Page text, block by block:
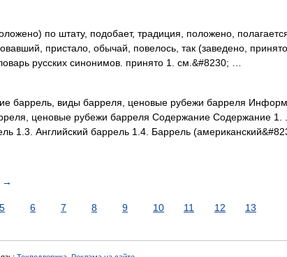
по штату, подобает, традиция, положено,
пристало, обычай, повелось, так (заведено,
русских синонимов. принято 1. см.&#8230; …
баррель, виды барреля, ценовые рубежи барреля
ценовые рубежи барреля Содержание Содержание 1.
1.3. Английский баррель 1.4. Баррель
→
5 6 7 8 9 10 11 12 13